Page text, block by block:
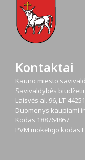
Kontaktai
Kauno miesto
Savivaldybės
Laisvės al. 96, LT-
Duomenys kaupiami
Kodas 188764867
PVM mokėtojo kodas